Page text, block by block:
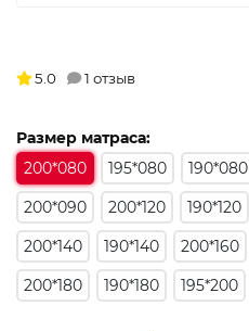
Размер матраса:
200*080
195*080 190*080
200*090
200*120 190*120
200*140
190*140 200*160
200*180
190*180 195*200
5.0 1 отзыв